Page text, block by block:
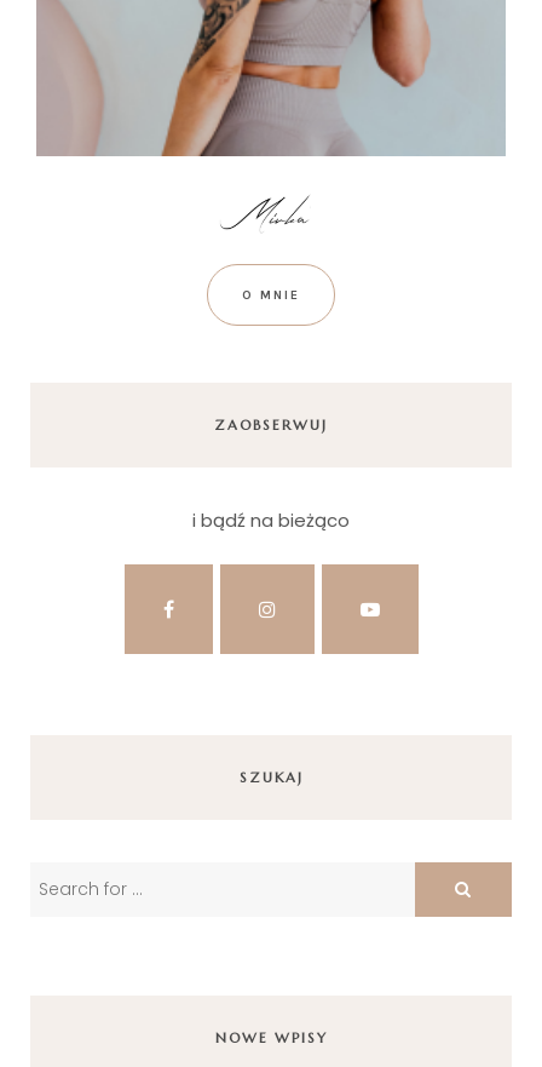
O MNIE
ZAOBSERWUJ
i bądź na bieżąco
SZUKAJ
NOWE WPISY